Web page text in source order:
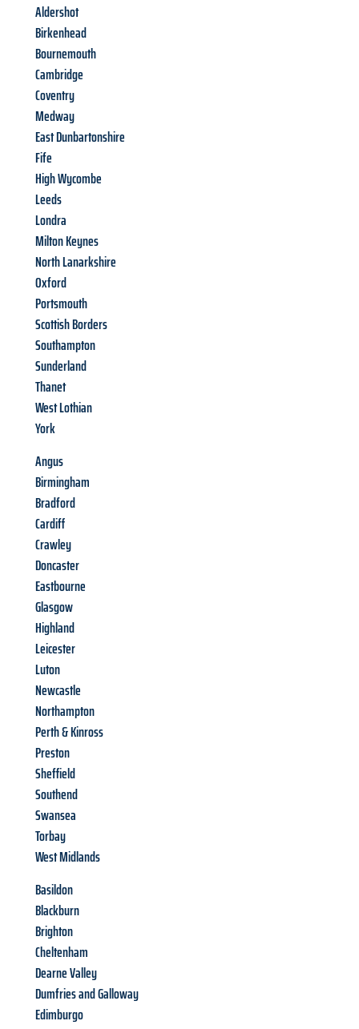
Aldershot
Birkenhead
Bournemouth
Cambridge
Coventry
Medway
East Dunbartonshire
Fife
High Wycombe
Leeds
Londra
Milton Keynes
North Lanarkshire
Oxford
Portsmouth
Scottish Borders
Southampton
Sunderland
Thanet
West Lothian
York
Angus
Birmingham
Bradford
Cardiff
Crawley
Doncaster
Eastbourne
Glasgow
Highland
Leicester
Luton
Newcastle
Northampton
Perth & Kinross
Preston
Sheffield
Southend
Swansea
Torbay
West Midlands
Basildon
Blackburn
Brighton
Cheltenham
Dearne Valley
Dumfries and Galloway
Edimburgo